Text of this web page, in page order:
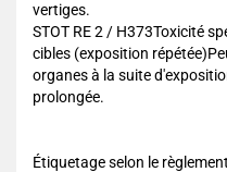
vertiges.
STOT RE 2 / H373Toxicité
cibles (exposition
organes à la suite
prolongée.
Étiquetage selon le